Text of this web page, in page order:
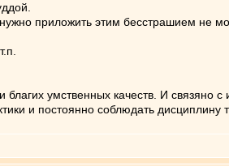
приложить этим бесстрашием не
умственных качеств. И связяно с
и постоянно соблюдать